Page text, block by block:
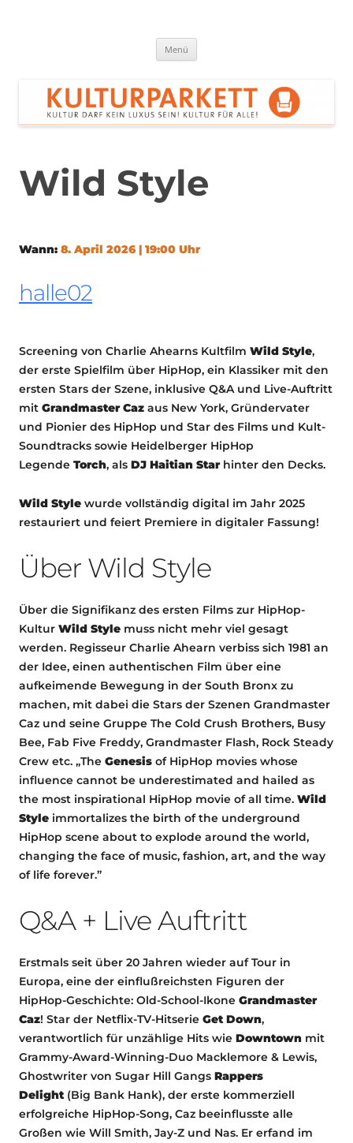
Menü
Wild Style
Wann: 8. April 2026 | 19:00 Uhr
halle02
Screening von Charlie Ahearns Kultfilm Wild Style,
der erste Spielfilm über HipHop, ein Klassiker mit den
ersten Stars der Szene, inklusive Q&A und Live-Auftritt
mit Grandmaster Caz aus New York, Gründervater
und Pionier des HipHop und Star des Films und Kult-
Soundtracks sowie Heidelberger HipHop
Legende Torch, als DJ Haitian Starhinter den Decks.
Wild Style wurde vollständig digital im Jahr 2025
restauriert und feiert Premiere in digitaler Fassung!
Über Wild Style
Über die Signifikanz des ersten Films zur HipHop-
Kultur Wild Style muss nicht mehr viel gesagt
werden. Regisseur Charlie Ahearn verbiss sich 1981 an
der Idee, einen authentischen Film über eine
aufkeimende Bewegung in der South Bronx zu
machen, mit dabei die Stars der Szenen Grandmaster
Caz und seine Gruppe The Cold Crush Brothers, Busy
Bee, Fab Five Freddy, Grandmaster Flash, Rock Steady
Crew etc. „The Genesis of HipHop movies whose
influence cannot be underestimated and hailed as
the most inspirational HipHop movie of all time. Wild
Style immortalizes the birth of the underground
HipHop scene about to explode around the world,
changing the face of music, fashion, art, and the way
of life forever.”
Q&A + Live Auftritt
Erstmals seit über 20 Jahren wieder auf Tour in
Europa, eine der einflußreichsten Figuren der
HipHop-Geschichte: Old-School-Ikone Grandmaster
Caz! Star der Netflix-TV-Hitserie Get Down,
verantwortlich für unzählige Hits wie Downtown mit
Grammy-Award-Winning-Duo Macklemore & Lewis,
Ghostwriter von Sugar Hill Gangs Rappers
Delight(Big Bank Hank), der erste kommerziell
erfolgreiche HipHop-Song, Caz beeinflusste alle
Großen wie Will Smith, Jay-Z und Nas. Er erfand im